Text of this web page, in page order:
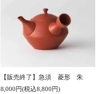
【販売終了】急須 菱形 朱
8,000円(税込8,800円)